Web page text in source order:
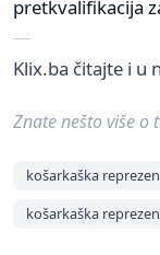
pretkvalifikacija
Klix.ba čitajte i u
Znate nešto više o
košarkaška
košarkaška